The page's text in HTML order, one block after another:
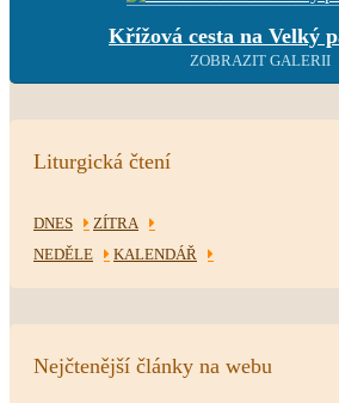
Křížová cesta na Velký
ZOBRAZIT GALERII
Liturgická čtení
DNES
ZÍTRA
NEDĚLE
KALENDÁŘ
Nejčtenější články na webu